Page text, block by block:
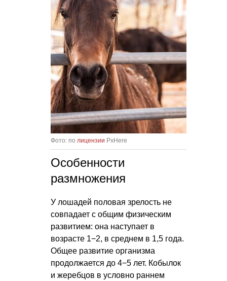
Фото: по лицензии PxHere
Особенности
размножения
У лошадей половая зрелость не
совпадает с общим физическим
развитием: она наступает в
возрасте 1−2, в среднем в 1,5 года.
Общее развитие организма
продолжается до 4−5 лет. Кобылок
и жеребцов в условно раннем